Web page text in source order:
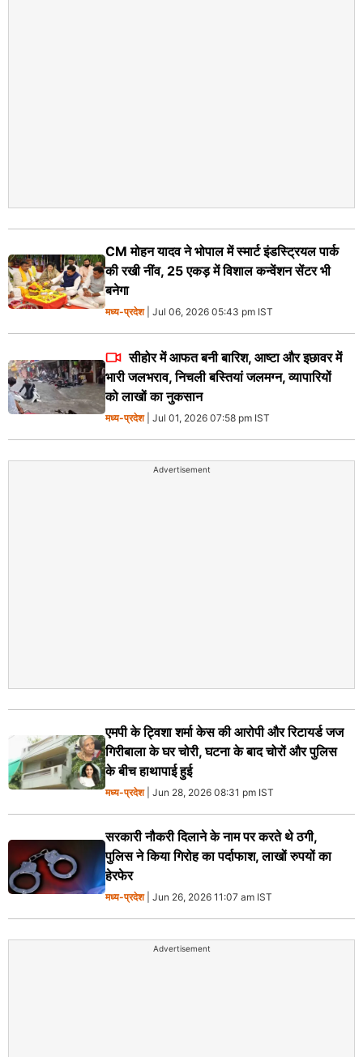
CM मोहन यादव ने भोपाल में स्मार्ट इंडस्ट्रियल पार्क
की रखी नींव, 25 एकड़ में विशाल कन्वेंशन सेंटर भी
बनेगा
मध्य-प्रदेश| Jul 06, 2026 05:43 pm IST
सीहोर में आफत बनी बारिश, आष्टा और इछावर में
भारी जलभराव, निचली बस्तियां जलमग्न, व्यापारियों
को लाखों का नुकसान
मध्य-प्रदेश| Jul 01, 2026 07:58 pm IST
Advertisement
एमपी के ट्विशा शर्मा केस की आरोपी और रिटायर्ड जज
गिरीबाला के घर चोरी, घटना के बाद चोरों और पुलिस
के बीच हाथापाई हुई
मध्य-प्रदेश| Jun 28, 2026 08:31 pm IST
सरकारी नौकरी दिलाने के नाम पर करते थे ठगी,
पुलिस ने किया गिरोह का पर्दाफाश, लाखों रुपयों का
हेरफेर
मध्य-प्रदेश| Jun 26, 2026 11:07 am IST
Advertisement